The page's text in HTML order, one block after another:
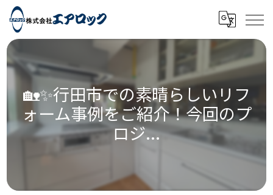
🏡✨行田市での素晴らしいリフ
ォーム事例をご紹介！今回のプ
ロジ...